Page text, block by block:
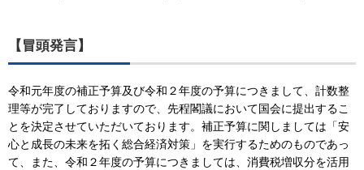
【冒頭発言】
令和元年度の補正予算及び令和２年度の予算につきまして、計数整
理等が完了しておりますので、先程閣議において国会に提出するこ
とを決定させていただいております。補正予算に関しましては「安
心と成長の未来を拓く総合経済対策」を実行するためのものであっ
て、また、令和２年度の予算につきましては、消費税増収分を活用